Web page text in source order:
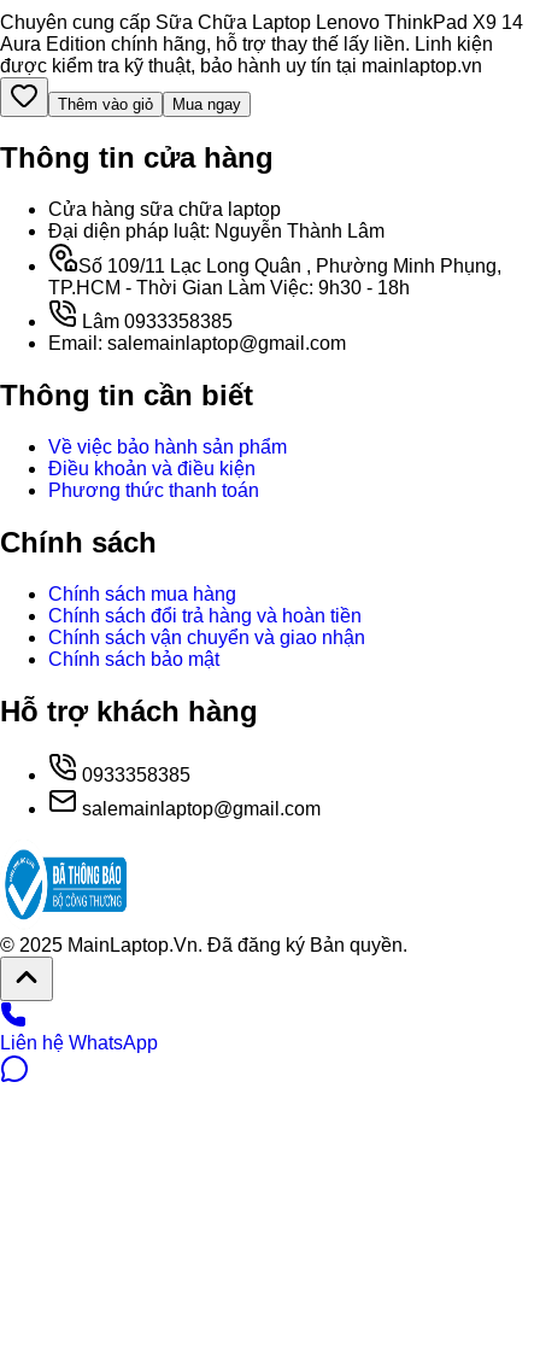
Chuyên cung cấp Sữa Chữa Laptop Lenovo ThinkPad X9 14
Aura Edition chính hãng, hỗ trợ thay thế lấy liền. Linh kiện
được kiểm tra kỹ thuật, bảo hành uy tín tại mainlaptop.vn
Thêm vào giỏ Mua ngay
Thông tin cửa hàng
Cửa hàng sữa chữa laptop
Đại diện pháp luật: Nguyễn Thành Lâm
Số 109/11 Lạc Long Quân , Phường Minh Phụng,
TP.HCM - Thời Gian Làm Việc: 9h30 - 18h
Lâm 0933358385
Email: salemainlaptop@gmail.com
Thông tin cần biết
Về việc bảo hành sản phẩm
Điều khoản và điều kiện
Phương thức thanh toán
Chính sách
Chính sách mua hàng
Chính sách đổi trả hàng và hoàn tiền
Chính sách vận chuyển và giao nhận
Chính sách bảo mật
Hỗ trợ khách hàng
0933358385
salemainlaptop@gmail.com
© 2025 MainLaptop.Vn. Đã đăng ký Bản quyền.
Liên hệ WhatsApp